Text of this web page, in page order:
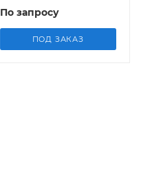
По запросу
ПОД ЗАКАЗ